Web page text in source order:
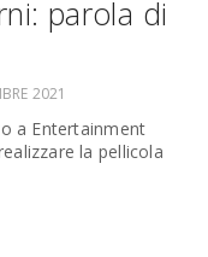
parola di
2021
a Entertainment
la pellicola